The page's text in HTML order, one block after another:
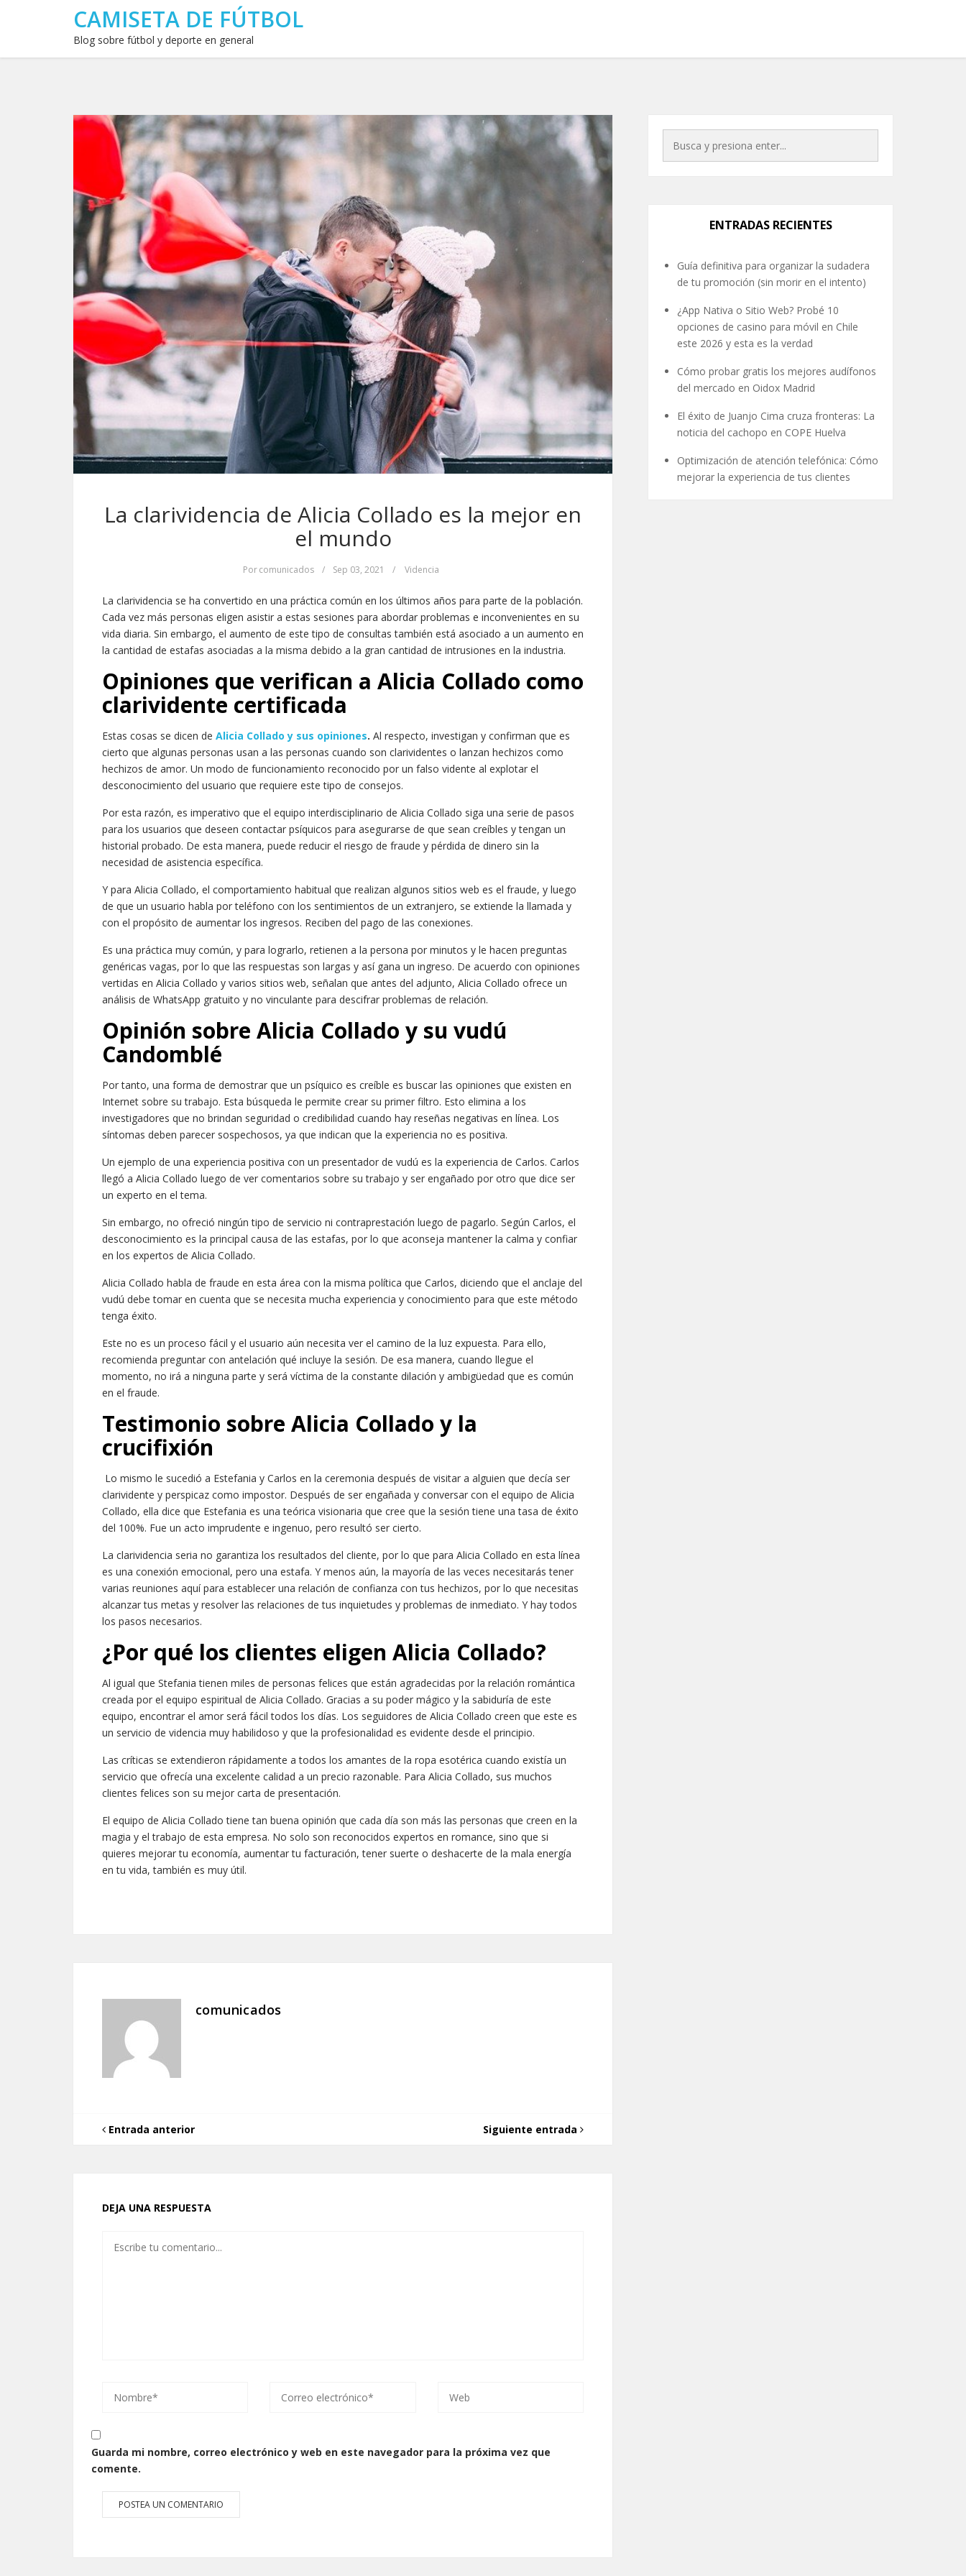
CAMISETA DE FÚTBOL
Blog sobre fútbol y deporte en general
La clarividencia de Alicia Collado es la mejor en
el mundo
Porcomunicados / Sep 03, 2021 / Videncia
La clarividencia se ha convertido en una práctica común en los últimos años para parte de la población.
Cada vez más personas eligen asistir a estas sesiones para abordar problemas e inconvenientes en su
vida diaria. Sin embargo, el aumento de este tipo de consultas también está asociado a un aumento en
la cantidad de estafas asociadas a la misma debido a la gran cantidad de intrusiones en la industria.
Opiniones que verifican a Alicia Collado como
clarividente certificada
Estas cosas se dicen de Alicia Collado y sus opiniones. Al respecto, investigan y confirman que es
cierto que algunas personas usan a las personas cuando son clarividentes o lanzan hechizos como
hechizos de amor. Un modo de funcionamiento reconocido por un falso vidente al explotar el
desconocimiento del usuario que requiere este tipo de consejos.
Por esta razón, es imperativo que el equipo interdisciplinario de Alicia Collado siga una serie de pasos
para los usuarios que deseen contactar psíquicos para asegurarse de que sean creíbles y tengan un
historial probado. De esta manera, puede reducir el riesgo de fraude y pérdida de dinero sin la
necesidad de asistencia específica.
Y para Alicia Collado, el comportamiento habitual que realizan algunos sitios web es el fraude, y luego
de que un usuario habla por teléfono con los sentimientos de un extranjero, se extiende la llamada y
con el propósito de aumentar los ingresos. Reciben del pago de las conexiones.
Es una práctica muy común, y para lograrlo, retienen a la persona por minutos y le hacen preguntas
genéricas vagas, por lo que las respuestas son largas y así gana un ingreso. De acuerdo con opiniones
vertidas en Alicia Collado y varios sitios web, señalan que antes del adjunto, Alicia Collado ofrece un
análisis de WhatsApp gratuito y no vinculante para descifrar problemas de relación.
Opinión sobre Alicia Collado y su vudú
Candomblé
Por tanto, una forma de demostrar que un psíquico es creíble es buscar las opiniones que existen en
Internet sobre su trabajo. Esta búsqueda le permite crear su primer filtro. Esto elimina a los
investigadores que no brindan seguridad o credibilidad cuando hay reseñas negativas en línea. Los
síntomas deben parecer sospechosos, ya que indican que la experiencia no es positiva.
Un ejemplo de una experiencia positiva con un presentador de vudú es la experiencia de Carlos. Carlos
llegó a Alicia Collado luego de ver comentarios sobre su trabajo y ser engañado por otro que dice ser
un experto en el tema.
Sin embargo, no ofreció ningún tipo de servicio ni contraprestación luego de pagarlo. Según Carlos, el
desconocimiento es la principal causa de las estafas, por lo que aconseja mantener la calma y confiar
en los expertos de Alicia Collado.
Alicia Collado habla de fraude en esta área con la misma política que Carlos, diciendo que el anclaje del
vudú debe tomar en cuenta que se necesita mucha experiencia y conocimiento para que este método
tenga éxito.
Este no es un proceso fácil y el usuario aún necesita ver el camino de la luz expuesta. Para ello,
recomienda preguntar con antelación qué incluye la sesión. De esa manera, cuando llegue el
momento, no irá a ninguna parte y será víctima de la constante dilación y ambigüedad que es común
en el fraude.
Testimonio sobre Alicia Collado y la
crucifixión
Lo mismo le sucedió a Estefania y Carlos en la ceremonia después de visitar a alguien que decía ser
clarividente y perspicaz como impostor. Después de ser engañada y conversar con el equipo de Alicia
Collado, ella dice que Estefania es una teórica visionaria que cree que la sesión tiene una tasa de éxito
del 100%. Fue un acto imprudente e ingenuo, pero resultó ser cierto.
La clarividencia seria no garantiza los resultados del cliente, por lo que para Alicia Collado en esta línea
es una conexión emocional, pero una estafa. Y menos aún, la mayoría de las veces necesitarás tener
varias reuniones aquí para establecer una relación de confianza con tus hechizos, por lo que necesitas
alcanzar tus metas y resolver las relaciones de tus inquietudes y problemas de inmediato. Y hay todos
los pasos necesarios.
¿Por qué los clientes eligen Alicia Collado?
Al igual que Stefania tienen miles de personas felices que están agradecidas por la relación romántica
creada por el equipo espiritual de Alicia Collado. Gracias a su poder mágico y la sabiduría de este
equipo, encontrar el amor será fácil todos los días. Los seguidores de Alicia Collado creen que este es
un servicio de videncia muy habilidoso y que la profesionalidad es evidente desde el principio.
Las críticas se extendieron rápidamente a todos los amantes de la ropa esotérica cuando existía un
servicio que ofrecía una excelente calidad a un precio razonable. Para Alicia Collado, sus muchos
clientes felices son su mejor carta de presentación.
El equipo de Alicia Collado tiene tan buena opinión que cada día son más las personas que creen en la
magia y el trabajo de esta empresa. No solo son reconocidos expertos en romance, sino que si
quieres mejorar tu economía, aumentar tu facturación, tener suerte o deshacerte de la mala energía
en tu vida, también es muy útil.
comunicados
Entrada anterior Siguiente entrada
DEJA UNA RESPUESTA
Guarda mi nombre, correo electrónico y web en este navegador para la próxima vez que
comente.
ENTRADAS RECIENTES
Guía definitiva para organizar la sudadera
de tu promoción (sin morir en el intento)
¿App Nativa o Sitio Web? Probé 10
opciones de casino para móvil en Chile
este 2026 y esta es la verdad
Cómo probar gratis los mejores audífonos
del mercado en Oidox Madrid
El éxito de Juanjo Cima cruza fronteras: La
noticia del cachopo en COPE Huelva
Optimización de atención telefónica: Cómo
mejorar la experiencia de tus clientes